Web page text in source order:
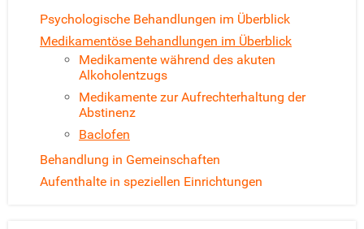
Psychologische Behandlungen im Überblick
Medikamentöse Behandlungen im Überblick
Medikamente während des akuten
Alkoholentzugs
Medikamente zur Aufrechterhaltung der
Abstinenz
Baclofen
Behandlung in Gemeinschaften
Aufenthalte in speziellen Einrichtungen